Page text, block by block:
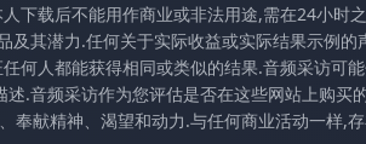
下载后不能用作商业或非法用途,需在24小时
其潜力.任何关于实际收益或实际结果示例
何人都能获得相同或类似的结果.音频采访可
.音频采访作为您评估是否在这些网站上购买
奉献精神、渴望和动力.与任何商业活动一样,